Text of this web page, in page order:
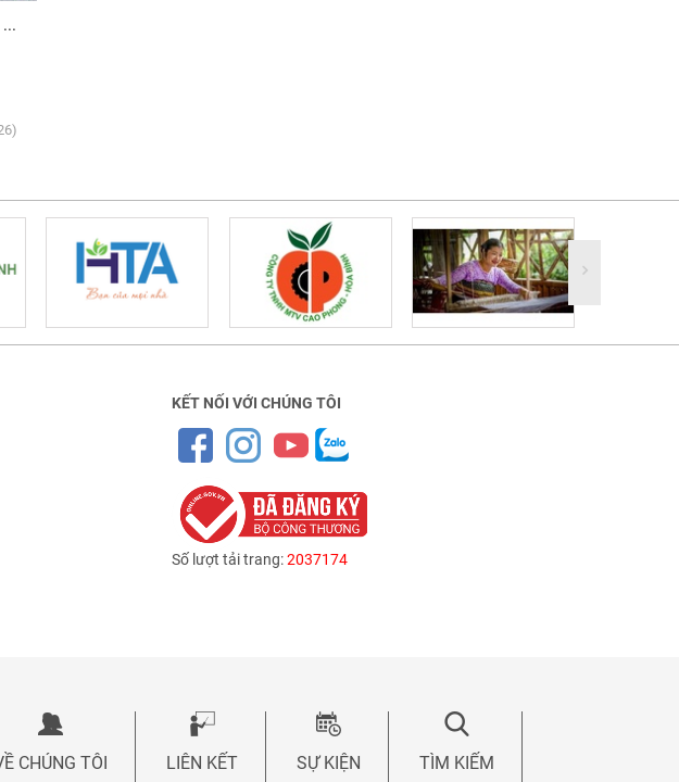
KẾT NỐI VỚI CHÚNG TÔI
Số lượt tải trang:2037174
CHÚNG TÔI LIÊN KẾT SỰ KIỆN TÌM KIẾM